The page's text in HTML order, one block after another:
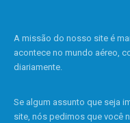
A missão do nosso site é
acontece no mundo aéreo,
diariamente.
Se algum assunto que seja
site, nós pedimos que você